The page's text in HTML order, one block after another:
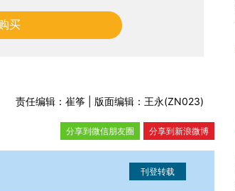
买
责任编辑：崔筝 | 版面编辑：王永(ZN023)
分享到新浪微博
分享到微信朋友圈